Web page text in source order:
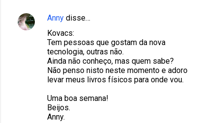
Anny disse…
Kovacs:
Tem pessoas que gostam da nova
tecnologia, outras não.
Ainda não conheço, mas quem sabe?
Não penso nisto neste momento e adoro
levar meus livros físicos para onde vou.
Uma boa semana!
Beijos.
Anny.